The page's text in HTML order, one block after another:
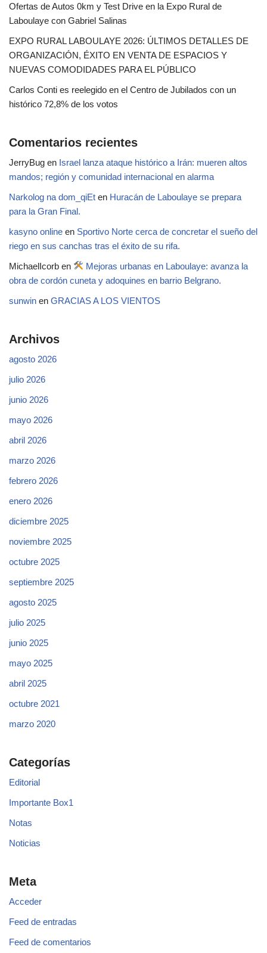
Ofertas de Autos 0km y Test Drive en la Expo Rural de
Laboulaye con Gabriel Salinas
EXPO RURAL LABOULAYE 2026: ÚLTIMOS DETALLES DE
ORGANIZACIÓN, ÉXITO EN VENTA DE ESPACIOS Y
NUEVAS COMODIDADES PARA EL PÚBLICO
Carlos Conti es reelegido en el Centro de Jubilados con un
histórico 72,8% de los votos
Comentarios recientes
JerryBug en Israel lanza ataque histórico a Irán: mueren altos
mandos; región y comunidad internacional en alarma
Narkolog na dom_qiEt en Huracán de Laboulaye se prepara
para la Gran Final.
kasyno online en Sportivo Norte cerca de concretar el sueño del
riego en sus canchas tras el éxito de su rifa.
MichaelIcorb en
Mejoras urbanas en Laboulaye: avanza la
obra de cordón cuneta y adoquines en barrio Belgrano.
sunwin en GRACIAS A LOS VIENTOS
Archivos
agosto 2026
julio 2026
junio 2026
mayo 2026
abril 2026
marzo 2026
febrero 2026
enero 2026
diciembre 2025
noviembre 2025
octubre 2025
septiembre 2025
agosto 2025
julio 2025
junio 2025
mayo 2025
abril 2025
octubre 2021
marzo 2020
Categorías
Editorial
Importante Box1
Notas
Noticias
Meta
Acceder
Feed de entradas
Feed de comentarios